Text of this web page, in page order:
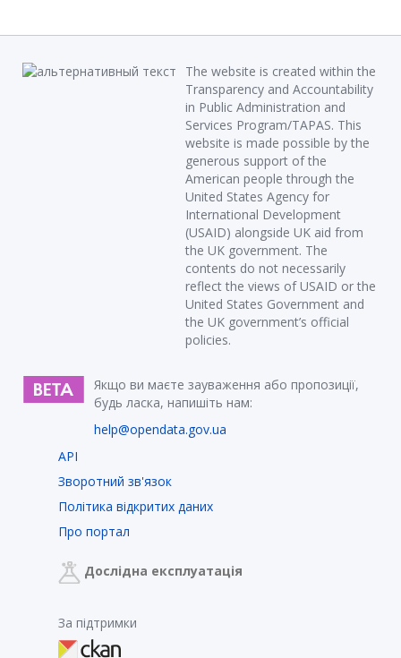
The website is created within the
Transparency and Accountability
in Public Administration and
Services Program/TAPAS. This
website is made possible by the
generous support of the
American people through the
United States Agency for
International Development
(USAID) alongside UK aid from
the UK government. The
contents do not necessarily
reflect the views of USAID or the
United States Government and
the UK government’s official
policies.
Якщо ви маєте зауваження або пропозиції,
будь ласка, напишіть нам:
help@opendata.gov.ua
API
Зворотний зв'язок
Політика відкритих даних
Про портал
Дослідна експлуатація
За підтримки